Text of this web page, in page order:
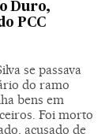
Duro,
PCC
se passava
do ramo
bens em
Foi morto
acusado de